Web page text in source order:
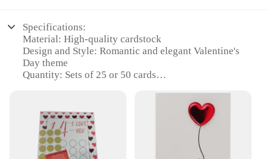
Specifications:
Material: High-quality cardstock
Design and Style: Romantic and elegant Valentine's
Day theme
Quantity: Sets of 25 or 50 cards
Shape and Size: Standard card size for easy mailing
Performance and Property: Durable and resistant to
wear and tear